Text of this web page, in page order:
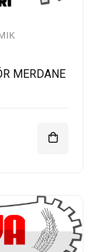
MERDANE